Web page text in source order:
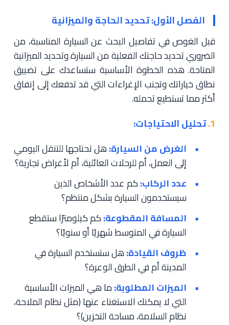
الفصل الأول: تحديد الحاجة والميزانية
قبل الغوص في تفاصيل البحث عن السيارة المناسبة، من
الضروري تحديد حاجتك الفعلية من السيارة وتحديد الميزانية
المتاحة. هذه الخطوة الأساسية ستساعدك على تضييق
نطاق خياراتك وتجنب الإغراءات التي قد تدفعك إلى إنفاق
أكثر مما تستطيع تحمله.
1. تحليل الاحتياجات:
الغرض من السيارة:هل تحتاجها للتنقل اليومي
إلى العمل، أم للرحلات العائلية، أم لأغراض تجارية؟
عدد الركاب:كم عدد الأشخاص الذين
سيستخدمون السيارة بشكل منتظم؟
المسافة المقطوعة:كم كيلومترًا ستقطع
السيارة في المتوسط شهريًا أو سنويًا؟
ظروف القيادة:هل ستستخدم السيارة في
المدينة أم في الطرق الوعرة؟
الميزات المطلوبة:ما هي الميزات الأساسية
التي لا يمكنك الاستغناء عنها (مثل نظام الملاحة،
نظام السلامة، مساحة التخزين)؟